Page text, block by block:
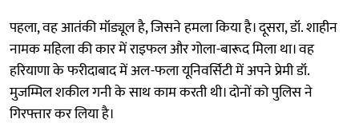
पहला, वह आतंकी मॉड्यूल है, जिसने हमला किया है। दूसरा, डॉ. शाहीन
नामक महिला की कार में राइफल और गोला-बारूद मिला था। वह
हरियाणा के फरीदाबाद में अल-फला यूनिवर्सिटी में अपने प्रेमी डॉ.
मुजम्मिल शकील गनी के साथ काम करती थी। दोनों को पुलिस ने
गिरफ्तार कर लिया है।